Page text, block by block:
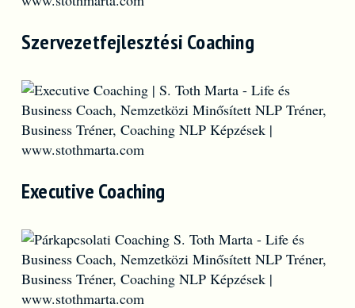
Szervezetfejlesztési Coaching
Executive Coaching